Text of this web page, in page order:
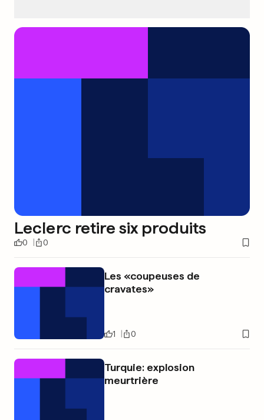
Leclerc retire six produits
0 0
Les «coupeuses de
cravates»
1 0
Turquie: explosion
meurtrière